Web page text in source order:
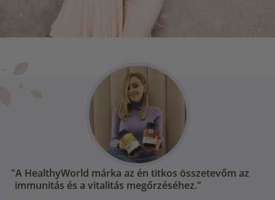
"A HealthyWorld márka az én titkos összetevőm az
immunitás és a vitalitás megőrzéséhez."